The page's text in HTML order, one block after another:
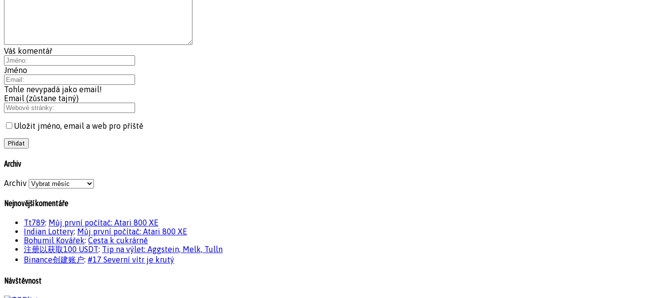
Váš komentář
Jméno
Tohle nevypadá jako email!
Email (zůstane tajný)
Uložit jméno, email a web pro příště
Archiv
Archiv
Nejnovější komentáře
Tt789: Můj první počítač: Atari 800 XE
Indian Lottery: Můj první počítač: Atari 800 XE
Bohumil Kovářek: Cesta k cukrárně
注册以获取100 USDT: Tip na výlet: Aggstein, Melk, Tulln
Binance创建账户: #17 Severní vítr je krutý
Návštěvnost